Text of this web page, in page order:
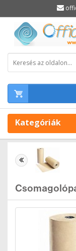
Kategóriák